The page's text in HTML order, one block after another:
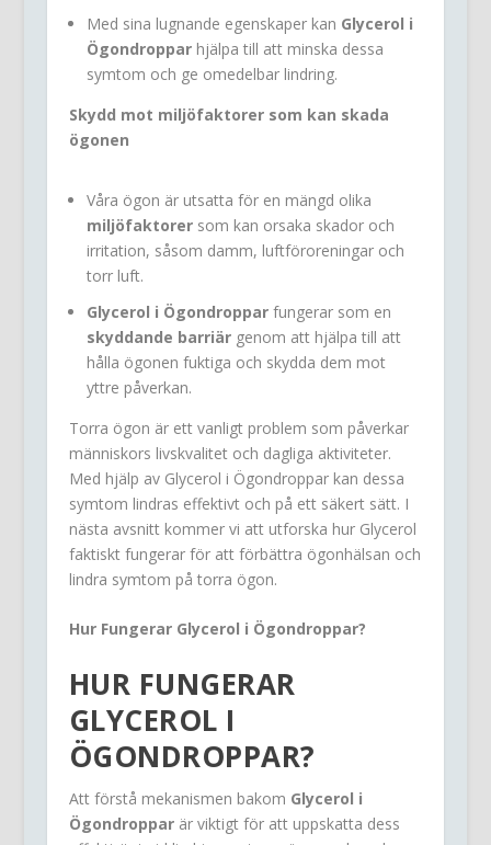
Med sina lugnande egenskaper kan Glycerol i
Ögondropparhjälpa till att minska dessa
symtom och ge omedelbar lindring.
Skydd mot miljöfaktorer som kan skada
ögonen
Våra ögon är utsatta för en mängd olika
miljöfaktorersom kan orsaka skador och
irritation, såsom damm, luftföroreningar och
torr luft.
Glycerol i Ögondropparfungerar som en
skyddande barriärgenom att hjälpa till att
hålla ögonen fuktiga och skydda dem mot
yttre påverkan.
Torra ögon är ett vanligt problem som påverkar
människors livskvalitet och dagliga aktiviteter.
Med hjälp av Glycerol i Ögondroppar kan dessa
symtom lindras effektivt och på ett säkert sätt. I
nästa avsnitt kommer vi att utforska hur Glycerol
faktiskt fungerar för att förbättra ögonhälsan och
lindra symtom på torra ögon.
Hur Fungerar Glycerol i Ögondroppar?
HUR FUNGERAR
GLYCEROL I
ÖGONDROPPAR?
Att förstå mekanismen bakom Glycerol i
Ögondropparär viktigt för att uppskatta dess